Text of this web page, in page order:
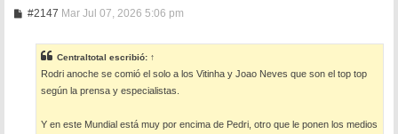
#2147M
a
j
e
Mar Jul 07, 2026 5:06 pm
Centraltotal escribió: ↑
Rodri anoche se comió el solo a los Vitinha y Joao Neves que son el top top
según la prensa y especialistas.
Y en este Mundial está muy por encima de Pedri, otro que le ponen los medios